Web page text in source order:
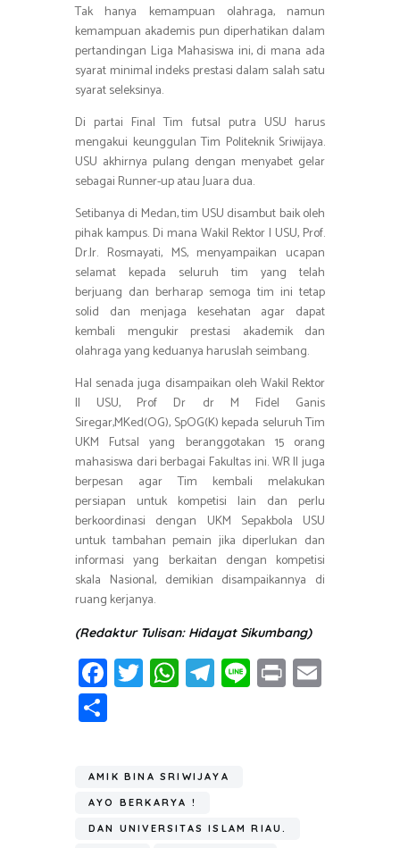
Tak hanya kemampuan olahraga, namun
kemampuan akademis pun diperhatikan dalam
pertandingan Liga Mahasiswa ini, di mana ada
syarat minimal indeks prestasi dalam salah satu
syarat seleksinya.
Di partai Final Tim futsal putra USU harus
mengakui keunggulan Tim Politeknik Sriwijaya.
USU akhirnya pulang dengan menyabet gelar
sebagai Runner-up atau Juara dua.
Setibanya di Medan, tim USU disambut baik oleh
pihak kampus. Di mana Wakil Rektor I USU, Prof.
Dr.Ir. Rosmayati, MS, menyampaikan ucapan
selamat kepada seluruh tim yang telah
berjuang dan berharap semoga tim ini tetap
solid dan menjaga kesehatan agar dapat
kembali mengukir prestasi akademik dan
olahraga yang keduanya haruslah seimbang.
Hal senada juga disampaikan oleh Wakil Rektor
II USU, Prof Dr dr M Fidel Ganis
Siregar,MKed(OG), SpOG(K) kepada seluruh Tim
UKM Futsal yang beranggotakan 15 orang
mahasiswa dari berbagai Fakultas ini. WR II juga
berpesan agar Tim kembali melakukan
persiapan untuk kompetisi lain dan perlu
berkoordinasi dengan UKM Sepakbola USU
untuk tambahan pemain jika diperlukan dan
informasi yang berkaitan dengan kompetisi
skala Nasional, demikian disampaikannya di
ruang kerjanya.
(Redaktur Tulisan: Hidayat Sikumbang)
Fa
ce
ok
T
wi
W
h
A
p
T
el
a
m
Li
n
Pr
in
ar
e
AMIK BINA SRIWIJAYA
AYO BERKARYA !
DAN UNIVERSITAS ISLAM RIAU.